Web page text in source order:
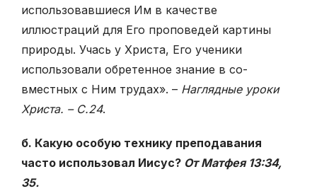
использовавшиеся Им в качестве
иллюстраций для Его проповедей картины
природы. Учась у Христа, Его ученики
использовали обретенное знание в со­
вместных с Ним трудах». – Наглядные уроки
Христа. – С.24.
б. Какую особую технику преподавания
часто использовал Иисус? От Матфея 13:34,
35.